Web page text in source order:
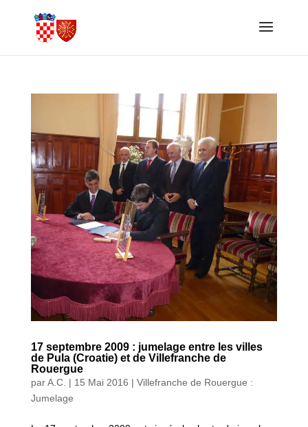
17 septembre 2009 : jumelage entre les villes
de Pula (Croatie) et de Villefranche de
Rouergue
parA.C. | 15 Mai 2016 | Villefranche de Rouergue :
Jumelage